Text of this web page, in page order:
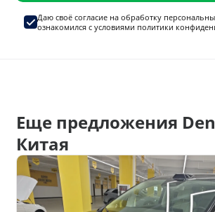
Даю своё согласие на обработку
ознакомился с условиями политики
Еще предложения
Китая